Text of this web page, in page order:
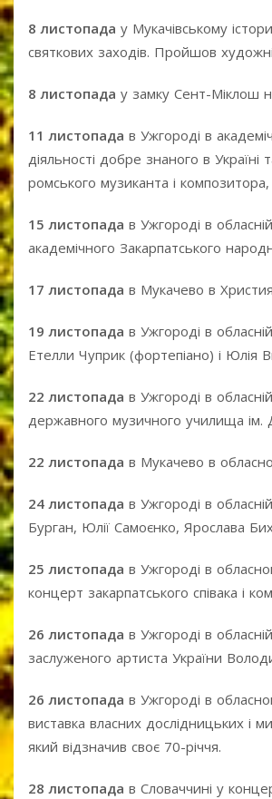
8 листопада у Мукачівському
святкових заходів. Пройшов
8 листопада у замку Сент-Міклош
11 листопада в Ужгороді в
діяльності добре знаного в
ромського музиканта і
15 листопада в Ужгороді в
академічного Закарпатського
17 листопада в Мукачево в
19 листопада в Ужгороді в
Етелли Чуприк (фортепіано) і Юлія
22 листопада в Ужгороді в
державного музичного училища ім.
22 листопада в Мукачево в
24 листопада в Ужгороді в
Бурган, Юлії Самоєнко, Ярослава
25 листопада в Ужгороді в
концерт закарпатського співака і
26 листопада в Ужгороді в
заслуженого артиста України
26 листопада в Ужгороді в
виставка власних дослідницьких і
який відзначив своє 70-річчя.
28 листопада в Словаччині у